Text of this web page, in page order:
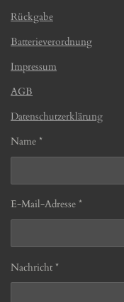
Rückgabe
Batterieverordnung
Impressum
AGB
Datenschutzerklärung
Name *
E-Mail-Adresse *
Nachricht *